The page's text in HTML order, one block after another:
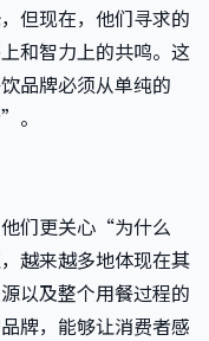
但现在，他们寻求的
和智力上的共鸣。这
品牌必须从单纯的
。
们更关心“为什么
越来越多地体现在其
以及整个用餐过程的
牌，能够让消费者感